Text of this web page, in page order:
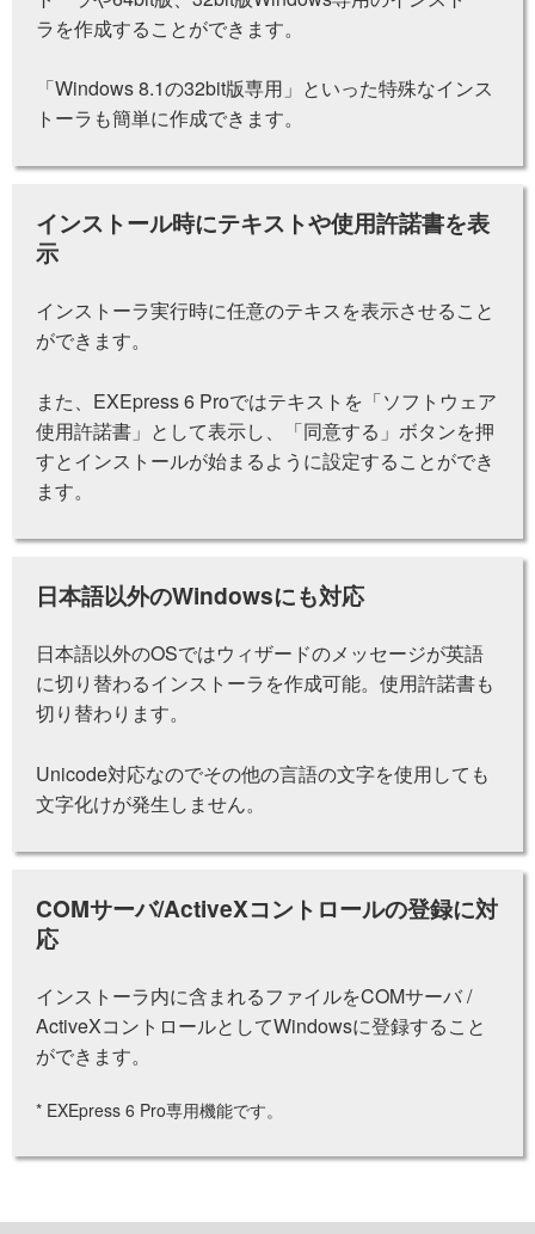
ラを作成することができます。
「Windows 8.1の32bit版専用」といった特殊なインス
トーラも簡単に作成できます。
インストール時にテキストや使用許諾書を表
示
インストーラ実行時に任意のテキスを表示させること
ができます。
また、EXEpress 6 Proではテキストを「ソフトウェア
使用許諾書」として表示し、「同意する」ボタンを押
すとインストールが始まるように設定することができ
ます。
日本語以外のWindowsにも対応
日本語以外のOSではウィザードのメッセージが英語
に切り替わるインストーラを作成可能。使用許諾書も
切り替わります。
Unicode対応なのでその他の言語の文字を使用しても
文字化けが発生しません。
COMサーバ/ActiveXコントロールの登録に対
応
インストーラ内に含まれるファイルをCOMサーバ /
ActiveXコントロールとしてWindowsに登録すること
ができます。
* EXEpress 6 Pro専用機能です。